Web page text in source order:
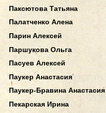
Паксютова Татьяна
Палатченко Алена
Парин Алексей
Паршукова Ольга
Пасуев Алексей
Паукер Анастасия
Паукер-Бравина Анастасия
Пекарская Ирина